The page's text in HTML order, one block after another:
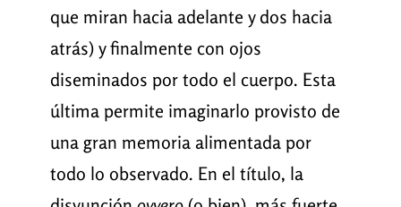
que miran hacia adelante y dos hacia
atrás) y finalmente con ojos
diseminados por todo el cuerpo. Esta
última permite imaginarlo provisto de
una gran memoria alimentada por
todo lo observado. En el título, la